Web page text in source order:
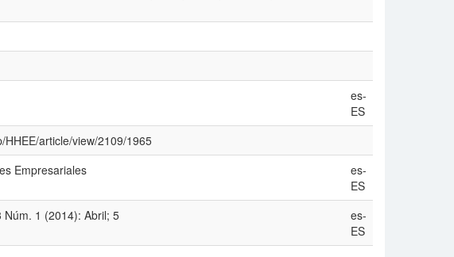
es-
ES
article/view/2109/1965
Empresariales
es-
ES
Núm. 1 (2014): Abril; 5
es-
ES